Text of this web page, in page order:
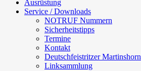
Ausrüstung
Service / Downloads
NOTRUF Nummern
Sicherheitstipps
Termine
Kontakt
Deutschfeistritzer Martinshorn
Linksammlung